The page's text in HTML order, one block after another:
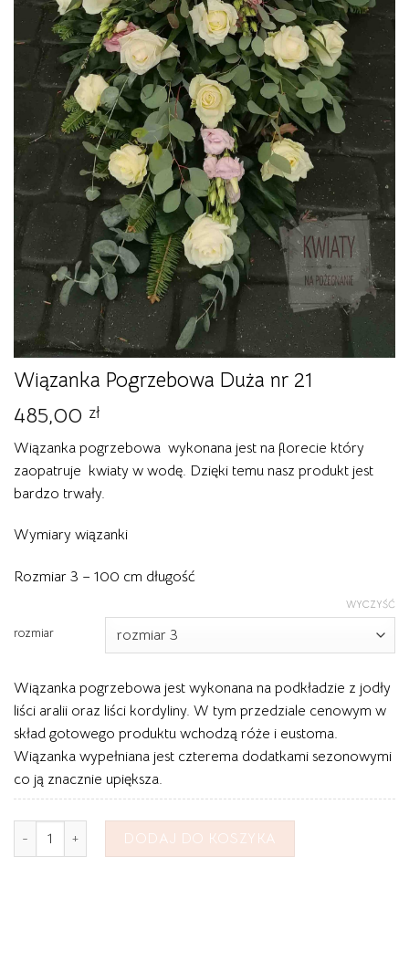
Wiązanka Pogrzebowa Duża nr 21
485,00 zł
Wiązanka pogrzebowa wykonana jest na florecie który
zaopatruje kwiaty w wodę. Dzięki temu nasz produkt jest
bardzo trwały.
Wymiary wiązanki
Rozmiar 3 – 100 cm długość
rozmiar
WYCZYŚĆ
Wiązanka pogrzebowa jest wykonana na podkładzie z jodły
liści aralii oraz liści kordyliny. W tym przedziale cenowym w
skład gotowego produktu wchodzą róże i eustoma.
Wiązanka wypełniana jest czterema dodatkami sezonowymi
co ją znacznie upiększa.
ilość Wiązanka Pogrzebowa Duża nr 21
DODAJ DO KOSZYKA